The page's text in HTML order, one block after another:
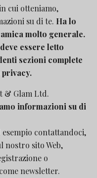
cui otteniamo,
su di te. Ha lo
molto generale.
essere letto
sezioni complete
& Glam Ltd.
informazioni su di
contattandoci,
nostro sito Web,
o
newsletter.